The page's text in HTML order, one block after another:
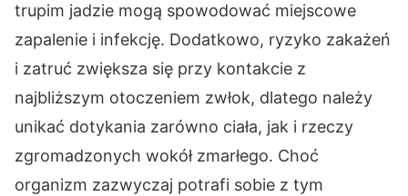
trupim jadzie mogą spowodować miejscowe
zapalenie i infekcję. Dodatkowo, ryzyko zakażeń
i zatruć zwiększa się przy kontakcie z
najbliższym otoczeniem zwłok, dlatego należy
unikać dotykania zarówno ciała, jak i rzeczy
zgromadzonych wokół zmarłego. Choć
organizm zazwyczaj potrafi sobie z tym